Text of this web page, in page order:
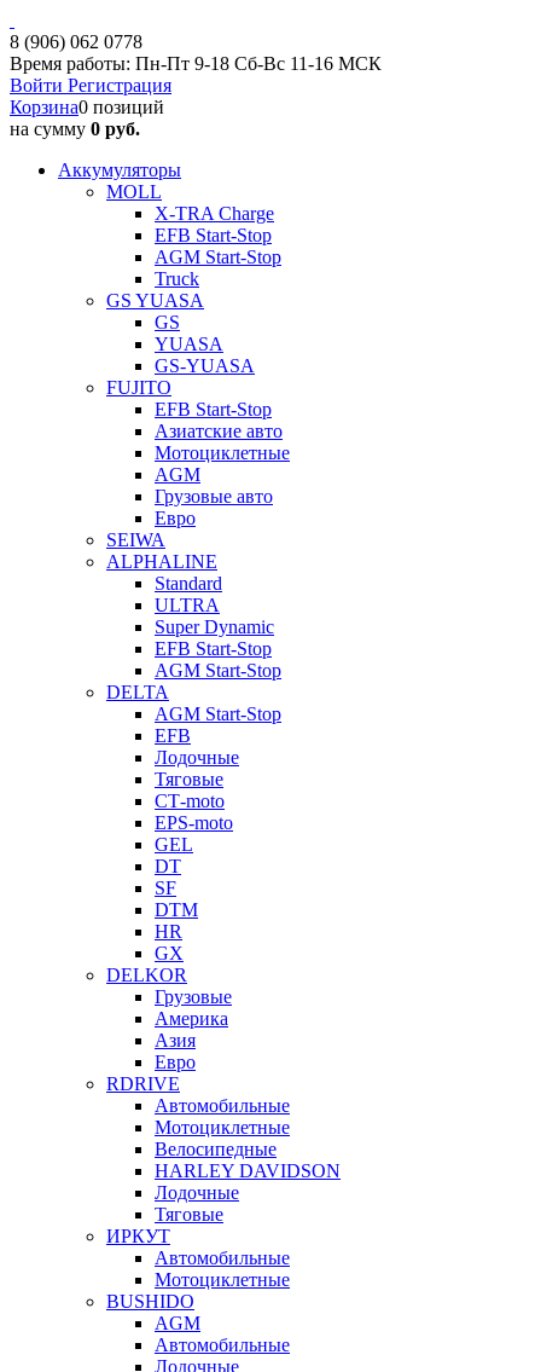
8 (906) 062 0778
Время работы: Пн-Пт 9-18 Сб-Вс 11-16 МСК
Войти Регистрация
Корзина0 позиций
на сумму 0 руб.
Аккумуляторы
MOLL
X-TRA Charge
EFB Start-Stop
AGM Start-Stop
Truck
GS YUASA
GS
YUASA
GS-YUASA
FUJITO
EFB Start-Stop
Азиатские авто
Мотоциклетные
AGM
Грузовые авто
Евро
SEIWA
ALPHALINE
Standard
ULTRA
Super Dynamic
EFB Start-Stop
AGM Start-Stop
DELTA
AGM Start-Stop
EFB
Лодочные
Тяговые
СТ-moto
EPS-moto
GEL
DT
SF
DTM
HR
GX
DELKOR
Грузовые
Америка
Азия
Евро
RDRIVE
Автомобильные
Мотоциклетные
Велосипедные
HARLEY DAVIDSON
Лодочные
Тяговые
ИРКУТ
Автомобильные
Мотоциклетные
BUSHIDO
AGM
Автомобильные
Лодочные